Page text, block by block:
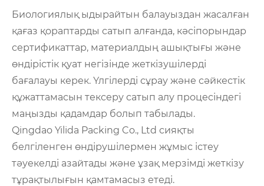
Биологиялық ыдырайтын балауыздан жасалған
қағаз қораптарды сатып алғанда, кәсіпорындар
сертификаттар, материалдың ашықтығы және
өндірістік қуат негізінде жеткізушілерді
бағалауы керек. Үлгілерді сұрау және сәйкестік
құжаттамасын тексеру сатып алу процесіндегі
маңызды қадамдар болып табылады.
Qingdao Yilida Packing Co., Ltd сияқты
белгіленген өндірушілермен жұмыс істеу
тәуекелді азайтады және ұзақ мерзімді жеткізу
тұрақтылығын қамтамасыз етеді.